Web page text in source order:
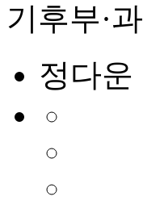
기후부·
정다운